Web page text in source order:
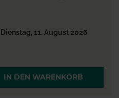
11. August 2026
IN DEN WARENKORB